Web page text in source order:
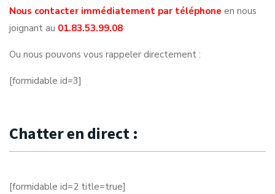
Nous contacter immédiatement par téléphone en nous
joignant au 01.83.53.99.08
Ou nous pouvons vous rappeler directement :
[formidable id=3]
Chatter en direct :
[formidable id=2 title=true]